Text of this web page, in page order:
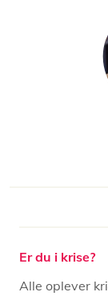
Er du i krise?
Alle oplever